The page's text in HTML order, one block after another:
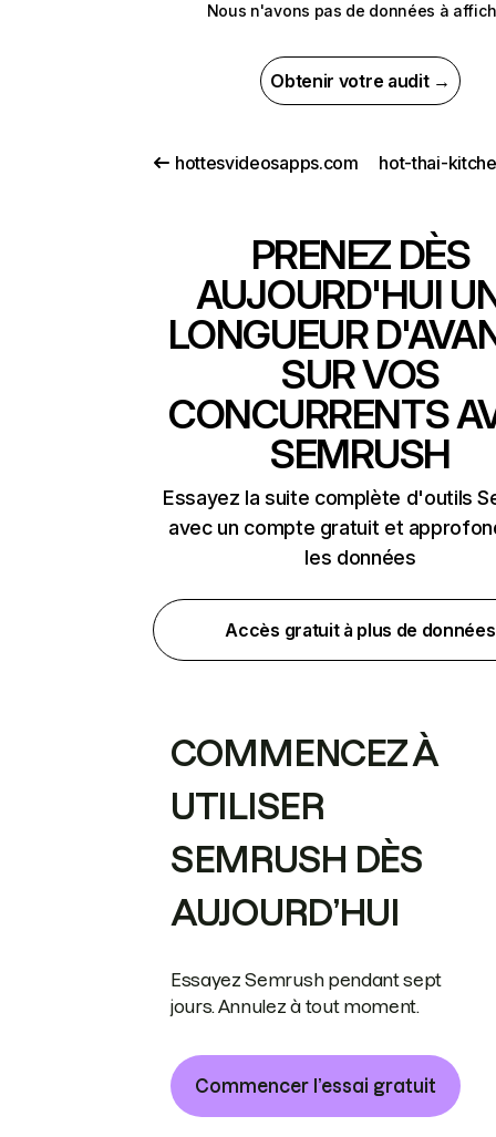
Nous n'avons pas de données à
Obtenir votre audit →
hottesvideosapps.com hot-thai-
PRENEZ DÈS
AUJOURD'HUI
LONGUEUR
SUR VOS
CONCURRENTS
SEMRUSH
Essayez la suite complète d'outils
avec un compte gratuit et
les données
Accès gratuit à plus de données
COMMENCEZ À
UTILISER
SEMRUSH DÈS
AUJOURD’HUI
Essayez Semrush pendant sept
jours. Annulez à tout moment.
Commencer l’essai gratuit